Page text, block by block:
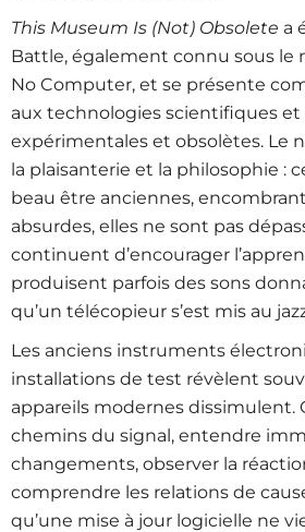
This Museum Is (Not) Obsolete a
Battle, également connu sous le
No Computer, et se présente
aux technologies scientifiques et
expérimentales et obsolètes. Le
la plaisanterie et la philosophie :
beau être anciennes,
absurdes, elles ne sont pas
continuent d’encourager
produisent parfois des sons
qu’un télécopieur s’est mis au
Les anciens instruments
installations de test révèlent
appareils modernes dissimulent.
chemins du signal, entendre
changements, observer la
comprendre les relations de
qu’une mise à jour logicielle ne